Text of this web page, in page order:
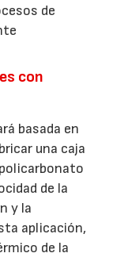
de
con
basada en
una caja
de la
y la
aplicación,
de la